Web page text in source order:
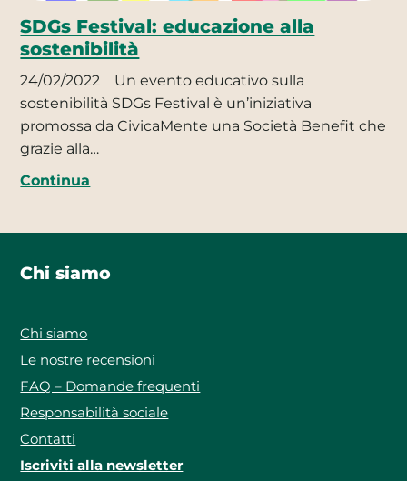
SDGs Festival: educazione alla
sostenibilità
24/02/2022
Un evento educativo sulla
sostenibilità SDGs Festival è un’iniziativa
promossa da CivicaMente una Società Benefit che
grazie alla…
Continua
Chi siamo
Chi siamo
Le nostre recensioni
FAQ – Domande frequenti
Responsabilità sociale
Contatti
Iscriviti alla newsletter